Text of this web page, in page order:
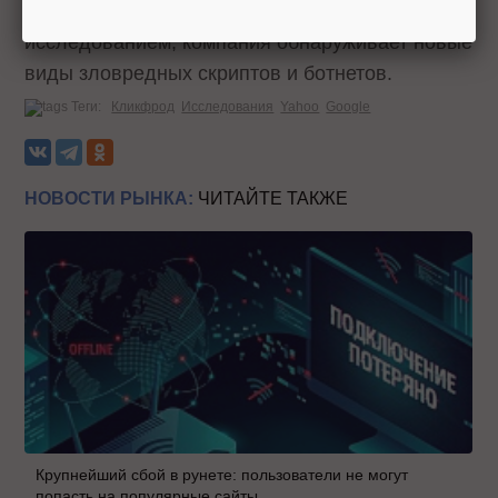
исследованием, компания обнаруживает новые
виды зловредных скриптов и ботнетов.
Теги: Кликфрод Исследования Yahoo Google
НОВОСТИ РЫНКА: ЧИТАЙТЕ ТАКЖЕ
Крупнейший сбой в рунете: пользователи не могут